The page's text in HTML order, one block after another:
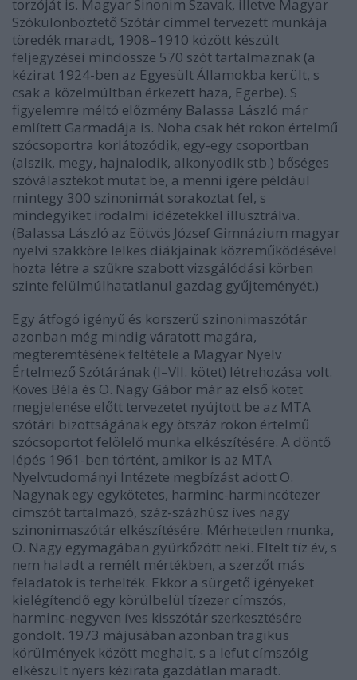
torzóját is. Magyar Sinonim Szavak, illetve Magyar
Szókülönböztető Szótár címmel tervezett munkája
töredék maradt, 1908–1910 között készült
feljegyzései mindössze 570 szót tartalmaznak (a
kézirat 1924-ben az Egyesült Államokba került, s
csak a közelmúltban érkezett haza, Egerbe). S
figyelemre méltó előzmény Balassa László már
említett Garmadája is. Noha csak hét rokon értelmű
szócsoportra korlátozódik, egy-egy csoportban
(alszik, megy, hajnalodik, alkonyodik stb.) bőséges
szóválasztékot mutat be, a menni igére például
mintegy 300 szinonimát sorakoztat fel, s
mindegyiket irodalmi idézetekkel illusztrálva.
(Balassa László az Eötvös József Gimnázium magyar
nyelvi szakköre lelkes diákjainak közreműködésével
hozta létre a szűkre szabott vizsgálódási körben
szinte felülmúlhatatlanul gazdag gyűjteményét.)
Egy átfogó igényű és korszerű szinonimaszótár
azonban még mindig váratott magára,
megteremtésének feltétele a Magyar Nyelv
Értelmező Szótárának (I–VII. kötet) létrehozása volt.
Köves Béla és O. Nagy Gábor már az első kötet
megjelenése előtt tervezetet nyújtott be az MTA
szótári bizottságának egy ötszáz rokon értelmű
szócsoportot felölelő munka elkészítésére. A döntő
lépés 1961-ben történt, amikor is az MTA
Nyelvtudományi Intézete megbízást adott O.
Nagynak egy egykötetes, harminc-harmincötezer
címszót tartalmazó, száz-százhúsz íves nagy
szinonimaszótár elkészítésére. Mérhetetlen munka,
O. Nagy egymagában gyürkőzött neki. Eltelt tíz év, s
nem haladt a remélt mértékben, a szerzőt más
feladatok is terhelték. Ekkor a sürgető igényeket
kielégítendő egy körülbelül tízezer címszós,
harminc-negyven íves kisszótár szerkesztésére
gondolt. 1973 májusában azonban tragikus
körülmények között meghalt, s a lefut címszóig
elkészült nyers kézirata gazdátlan maradt.